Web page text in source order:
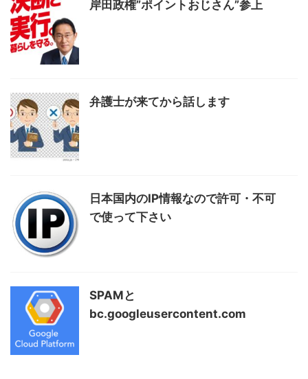
岸田政権”ポイントおじさん”参上
弁護士が来てから話します
日本国内のIP情報なので許可・不可
で使って下さい
SPAMと
bc.googleusercontent.com